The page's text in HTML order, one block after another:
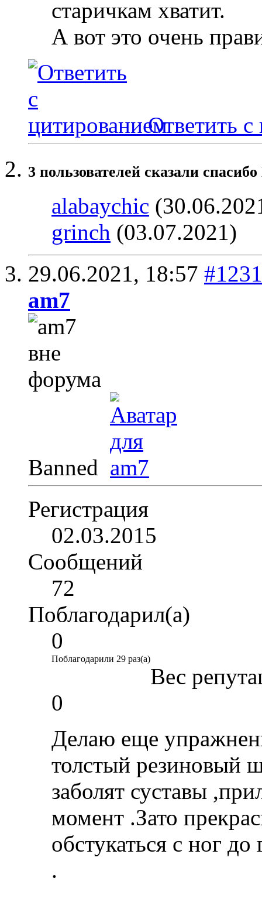
старичкам хватит.
А вот это очень
Ответить с
3 пользователей сказали
alabaychic
grinch (03.07.2021)
29.06.2021, 18:57
am7
Banned
Регистрация
02.03.2015
Сообщений
72
Поблагодарил(а)
0
Поблагодарили 29 раз(а)
Вес
0
Делаю еще
толстый резиновый
заболят суставы
момент .Зато
обстукаться с ног
.